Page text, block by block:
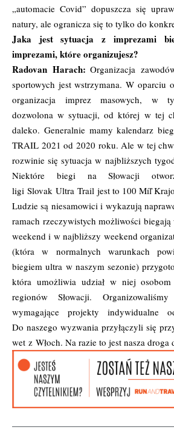
„automacie Covid” dopuszcza się
natury, ale ogranicza się to tylko do
Jaka jest sytuacja z imprezami
imprezami, które organizujesz?
Radovan Harach: Organizacja
sportowych jest wstrzymana. W oparciu
organizacja imprez masowych, w
dozwolona w sytuacji, od której w tej
daleko. Generalnie mamy kalendarz
TRAIL 2021 od 2020 roku. Ale w tej
rozwinie się sytuacja w najbliższych
Niektóre biegi na Słowacji
ligi Slovak Ultra Trail jest to 100 Míľ
Ludzie są niesamowici i wykazują
ramach rzeczywistych możliwości
weekend i w najbliższy weekend
(która w normalnych warunkach
biegiem ultra w naszym sezonie)
która umożliwia udział w niej
regionów Słowacji.
wymagające projekty
Do naszego wyzwania przyłączyli się
wet z Włoch. Na razie to jest nasza droga